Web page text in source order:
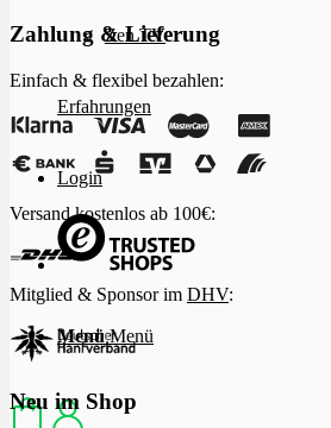
Zen TV
Erfahrungen
Login
Menü Menü
Zahlung & Lieferung
Einfach & flexibel bezahlen:
Versand kostenlos ab 100€:
Mitglied & Sponsor im DHV:
Neu im Shop